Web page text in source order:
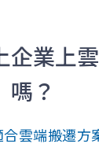
企業上
嗎？
雲端搬遷方